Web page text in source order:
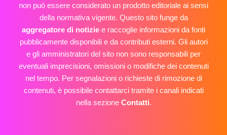
non può essere considerato un prodotto editoriale ai sensi
della normativa vigente. Questo sito funge da
aggregatore di notizie e raccoglie informazioni da fonti
pubblicamente disponibili e da contributi esterni. Gli autori
e gli amministratori del sito non sono responsabili per
eventuali imprecisioni, omissioni o modifiche dei contenuti
nel tempo. Per segnalazioni o richieste di rimozione di
contenuti, è possibile contattarci tramite i canali indicati
nella sezione Contatti.